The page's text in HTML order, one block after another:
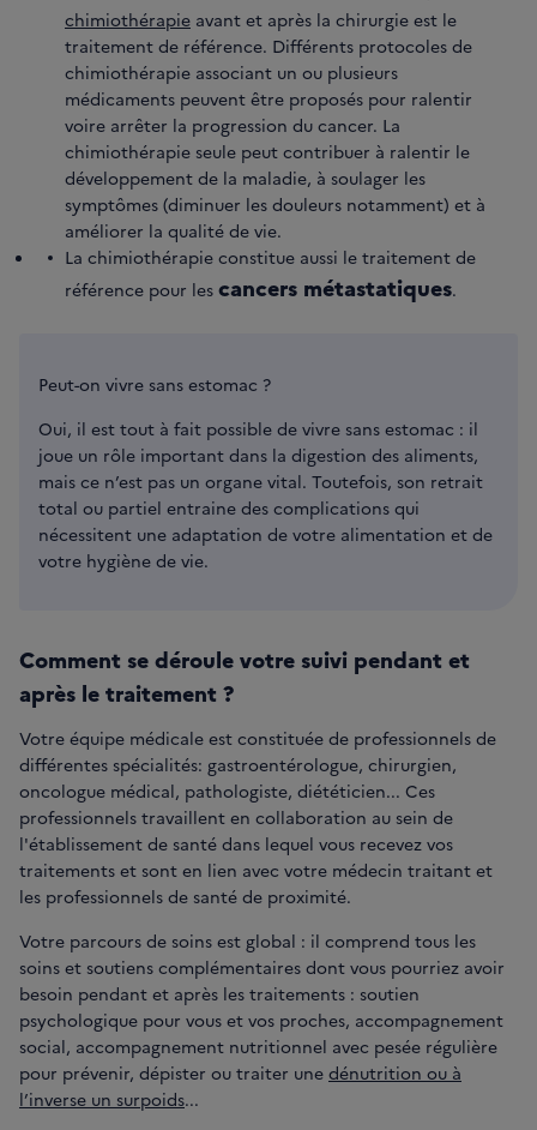
chimiothérapie avant et après la chirurgie est le
traitement de référence. Différents protocoles de
chimiothérapie associant un ou plusieurs
médicaments peuvent être proposés pour ralentir
voire arrêter la progression du cancer. La
chimiothérapie seule peut contribuer à ralentir le
développement de la maladie, à soulager les
symptômes (diminuer les douleurs notamment) et à
améliorer la qualité de vie.
La chimiothérapie constitue aussi le traitement de
référence pour les cancers métastatiques.
Peut-on vivre sans estomac ?
Oui, il est tout à fait possible de vivre sans estomac : il
joue un rôle important dans la digestion des aliments,
mais ce n’est pas un organe vital. Toutefois, son retrait
total ou partiel entraine des complications qui
nécessitent une adaptation de votre alimentation et de
votre hygiène de vie.
Comment se déroule votre suivi pendant et
après le traitement ?
Votre équipe médicale est constituée de professionnels de
différentes spécialités: gastroentérologue, chirurgien,
oncologue médical, pathologiste, diététicien... Ces
professionnels travaillent en collaboration au sein de
l'établissement de santé dans lequel vous recevez vos
traitements et sont en lien avec votre médecin traitant et
les professionnels de santé de proximité.
Votre parcours de soins est global : il comprend tous les
soins et soutiens complémentaires dont vous pourriez avoir
besoin pendant et après les traitements : soutien
psychologique pour vous et vos proches, accompagnement
social, accompagnement nutritionnel avec pesée régulière
pour prévenir, dépister ou traiter une dénutrition ou à
l’inverse un surpoids...